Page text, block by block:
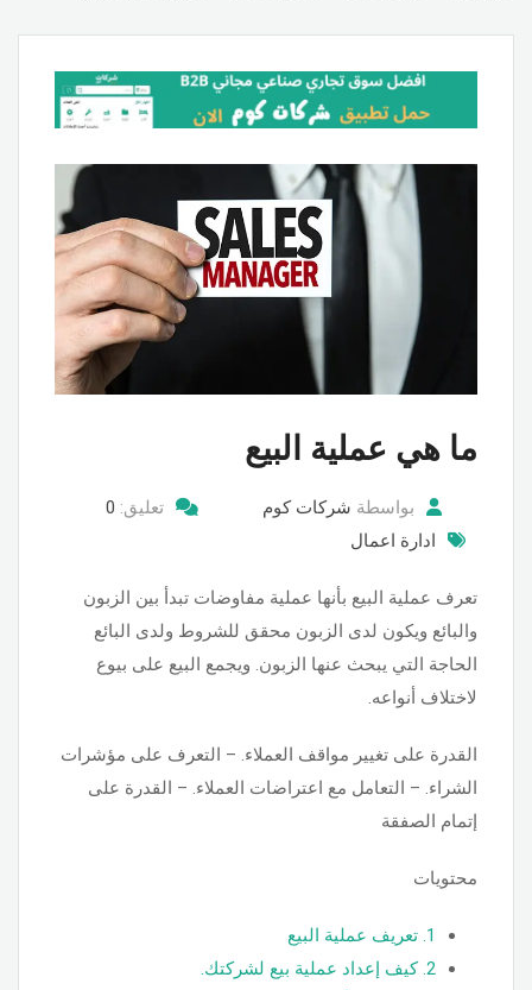
ما هي عملية البيع
بواسطة شركات كوم تعليق: 0
ادارة اعمال
تعرف عملية البيع بأنها عملية مفاوضات تبدأ بين الزبون
والبائع ويكون لدى الزبون محقق للشروط ولدى البائع
الحاجة التي يبحث عنها الزبون. ويجمع البيع على بيوع
لاختلاف أنواعه.
القدرة على تغيير مواقف العملاء. – التعرف على مؤشرات
الشراء. – التعامل مع اعتراضات العملاء. – القدرة على
إتمام الصفقة
محتويات
1. تعريف عملية البيع
2. كيف إعداد عملية بيع لشركتك.